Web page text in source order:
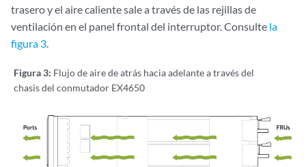
trasero y el aire caliente sale a través de las rejillas de
ventilación en el panel frontal del interruptor. Consulte la
figura 3.
Figura 3: Flujo de aire de atrás hacia adelante a través del
chasis del conmutador EX4650